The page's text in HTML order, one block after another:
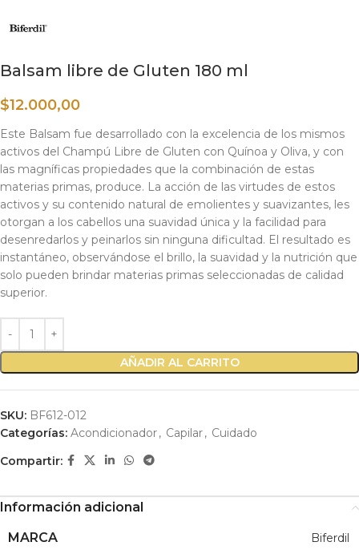
Balsam libre de Gluten 180 ml
$12.000,00
Este Balsam fue desarrollado con la excelencia de los mismos
activos del Champú Libre de Gluten con Quínoa y Oliva, y con
las magníficas propiedades que la combinación de estas
materias primas, produce. La acción de las virtudes de estos
activos y su contenido natural de emolientes y suavizantes, les
otorgan a los cabellos una suavidad única y la facilidad para
desenredarlos y peinarlos sin ninguna dificultad. El resultado es
instantáneo, observándose el brillo, la suavidad y la nutrición que
solo pueden brindar materias primas seleccionadas de calidad
superior.
AÑADIR AL CARRITO
SKU: BF612-012
Categorías: Acondicionador, Capilar, Cuidado
Compartir:
Información adicional
MARCA
Biferdil